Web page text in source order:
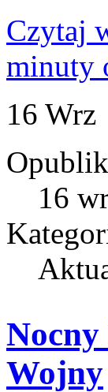
Czytaj
minuty
16 Wrz
16
Wojny